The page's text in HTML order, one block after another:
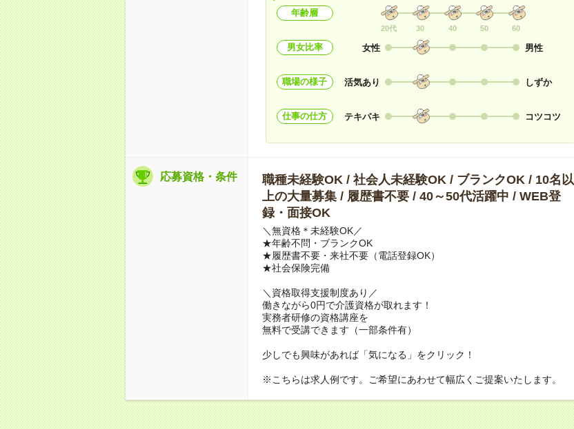
年齢層
20代 30 40 50 60
男女比率 女性 男性
職場の様子 活気あり しずか
仕事の仕方 テキパキ コツコツ
応募資格・条件
職種未経験OK / 社会人未経験OK / ブランクOK / 10名以
上の大量募集 / 履歴書不要 / 40～50代活躍中 / WEB登
録・面接OK
＼無資格＊未経験OK／
★年齢不問・ブランクOK
★履歴書不要・来社不要（電話登録OK）
★社会保険完備
＼資格取得支援制度あり／
働きながら0円で介護資格が取れます！
実務者研修の資格講座を
無料で受講できます（一部条件有）
少しでも興味があれば「気になる」をクリック！
※こちらは求人例です。ご希望にあわせて幅広くご提案いたします。